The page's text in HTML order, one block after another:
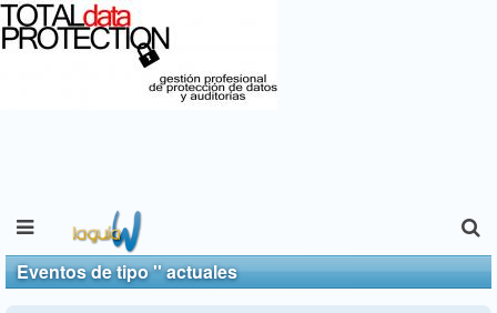
Eventos de tipo '' actuales